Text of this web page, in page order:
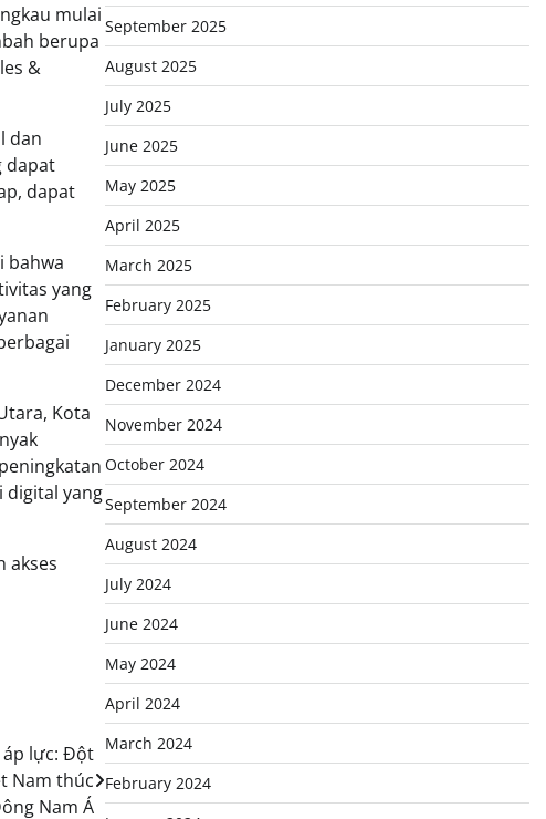
mulai
berupa
&
dan
dapat
dapat
bahwa
yang
Kota
digital yang
akses
áp lực: Đột
Nam thúc
Nam Á
September 2025
August 2025
July 2025
June 2025
May 2025
April 2025
March 2025
February 2025
January 2025
December 2024
November 2024
October 2024
September 2024
August 2024
July 2024
June 2024
May 2024
April 2024
March 2024
February 2024